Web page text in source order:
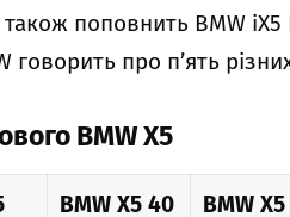
також поповнить BMW
говорить про п’ять
BMW X5
BMW X5 40 BMW X5